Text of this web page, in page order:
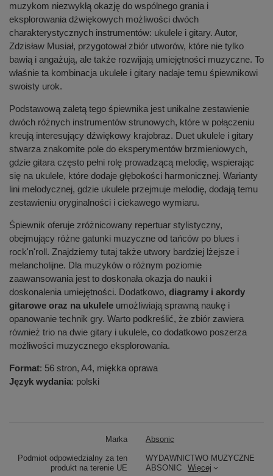
muzykom niezwykłą okazję do wspólnego grania i
eksplorowania dźwiękowych możliwości dwóch
charakterystycznych instrumentów: ukulele i gitary. Autor,
Zdzisław Musiał, przygotował zbiór utworów, które nie tylko
bawią i angażują, ale także rozwijają umiejętności muzyczne. To
właśnie ta kombinacja ukulele i gitary nadaje temu śpiewnikowi
swoisty urok.
Podstawową zaletą tego śpiewnika jest unikalne zestawienie
dwóch różnych instrumentów strunowych, które w połączeniu
kreują interesujący dźwiękowy krajobraz. Duet ukulele i gitary
stwarza znakomite pole do eksperymentów brzmieniowych,
gdzie gitara często pełni rolę prowadzącą melodię, wspierając
się na ukulele, które dodaje głębokości harmonicznej. Warianty
lini melodycznej, gdzie ukulele przejmuje melodię, dodają temu
zestawieniu oryginalności i ciekawego wymiaru.
Śpiewnik oferuje zróżnicowany repertuar stylistyczny,
obejmujący różne gatunki muzyczne od tańców po blues i
rock'n'roll. Znajdziemy tutaj także utwory bardziej lżejsze i
melancholijne. Dla muzyków o różnym poziomie
zaawansowania jest to doskonała okazja do nauki i
doskonalenia umiejętności. Dodatkowo, diagramy i akordy
gitarowe oraz na ukulele umożliwiają sprawną naukę i
opanowanie technik gry. Warto podkreślić, że zbiór zawiera
również trio na dwie gitary i ukulele, co dodatkowo poszerza
możliwości muzycznego eksplorowania.
Format: 56 stron, A4, miękka oprawa
Język wydania: polski
Marka Absonic
Podmiot odpowiedzialny za ten
produkt na terenie UE
WYDAWNICTWO MUZYCZNE
ABSONIC
Więcej